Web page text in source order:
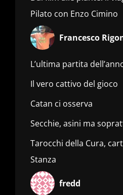
Pilato con Enzo Cimino
Francesco
L’ultima partita
Il vero cattivo del gioco
Catan ci osserva
Secchie, asini ma
Tarocchi della Cura,
Stanza
fredd